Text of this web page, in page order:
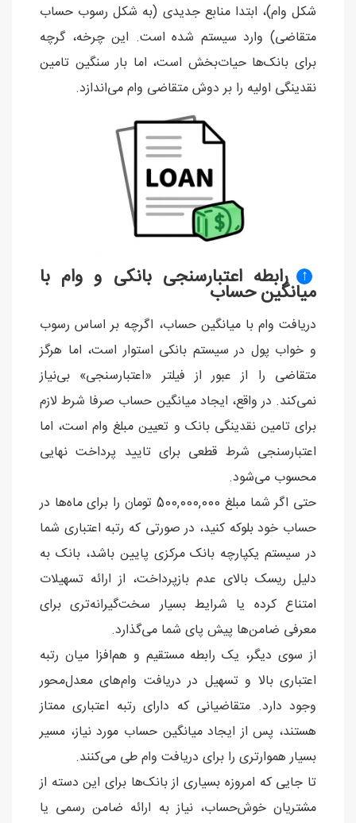
شکل وام)، ابتدا منابع جدیدی (به شکل رسوب حساب
متقاضی) وارد سیستم شده است. این چرخه، گرچه
برای بانک‌ها حیات‌بخش است، اما بار سنگین تامین
نقدینگی اولیه را بر دوش متقاضی وام می‌اندازد.
↑ رابطه اعتبارسنجی بانکی و وام با
میانگین حساب
دریافت وام با میانگین حساب، اگرچه بر اساس رسوب
و خواب پول در سیستم بانکی استوار است، اما هرگز
متقاضی را از عبور از فیلتر «اعتبارسنجی» بی‌نیاز
نمی‌کند. در واقع، ایجاد میانگین حساب صرفا شرط لازم
برای تامین نقدینگی بانک و تعیین مبلغ وام است، اما
اعتبارسنجی شرط قطعی برای تایید پرداخت نهایی
محسوب می‌شود.
حتی اگر شما مبلغ 500,000,000 تومان را برای ماه‌ها در
حساب خود بلوکه کنید، در صورتی که رتبه اعتباری شما
در سیستم یکپارچه بانک مرکزی پایین باشد، بانک به
دلیل ریسک بالای عدم بازپرداخت، از ارائه تسهیلات
امتناع کرده یا شرایط بسیار سخت‌گیرانه‌تری برای
معرفی ضامن‌ها پیش پای شما می‌گذارد.
از سوی دیگر، یک رابطه مستقیم و هم‌افزا میان رتبه
اعتباری بالا و تسهیل در دریافت وام‌های معدل‌محور
وجود دارد. متقاضیانی که دارای رتبه اعتباری ممتاز
هستند، پس از ایجاد میانگین حساب مورد نیاز، مسیر
بسیار هموارتری را برای دریافت وام طی می‌کنند.
تا جایی که امروزه بسیاری از بانک‌ها برای این دسته از
مشتریان خوش‌حساب، نیاز به ارائه ضامن رسمی یا